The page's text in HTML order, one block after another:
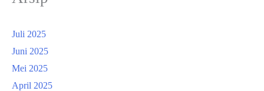
Juli 2025
Juni 2025
Mei 2025
April 2025